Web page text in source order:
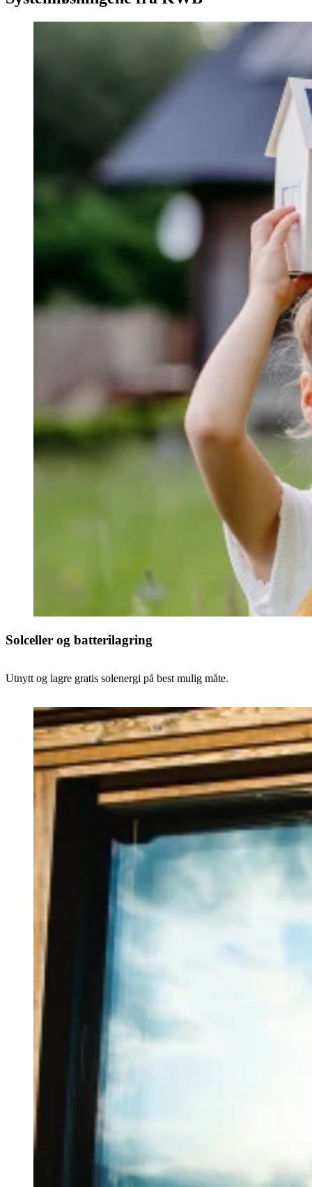
Solceller og batterilagring
Utnytt og lagre gratis solenergi på best mulig måte.